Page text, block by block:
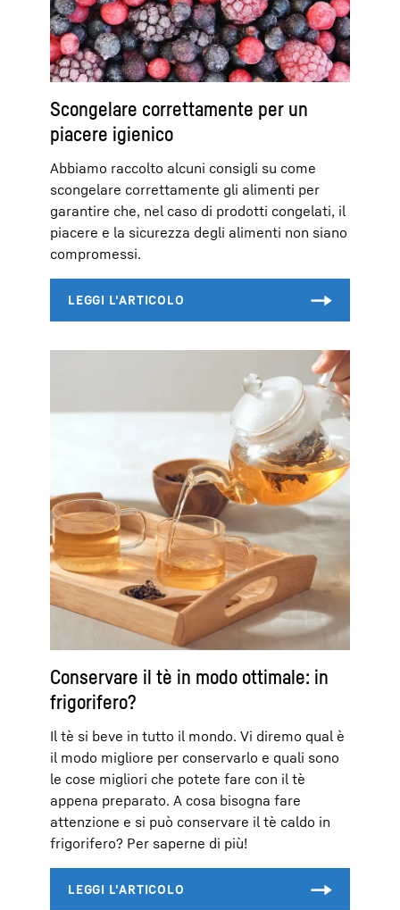
Scongelare correttamente per un
piacere igienico
Abbiamo raccolto alcuni consigli su come
scongelare correttamente gli alimenti per
garantire che, nel caso di prodotti congelati, il
piacere e la sicurezza degli alimenti non siano
compromessi.
Conservare il tè in modo ottimale: in
frigorifero?
Il tè si beve in tutto il mondo. Vi diremo qual è
il modo migliore per conservarlo e quali sono
le cose migliori che potete fare con il tè
appena preparato. A cosa bisogna fare
attenzione e si può conservare il tè caldo in
frigorifero? Per saperne di più!